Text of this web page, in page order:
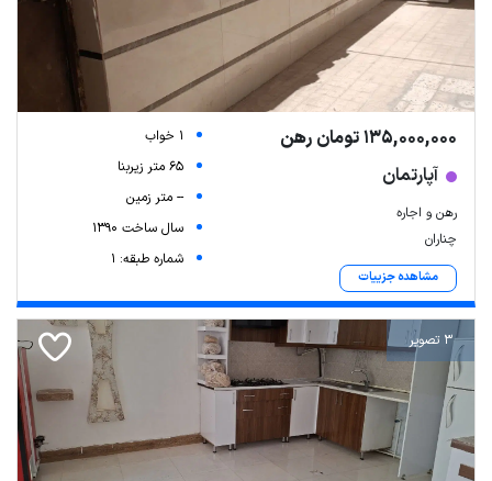
135,000,000 تومان رهن
آپارتمان
رهن و اجاره
چناران
مشاهده جزییات
1 خواب
65 متر زیربنا
-- متر زمین
سال ساخت 1390
شماره طبقه: 1
3 تصویر